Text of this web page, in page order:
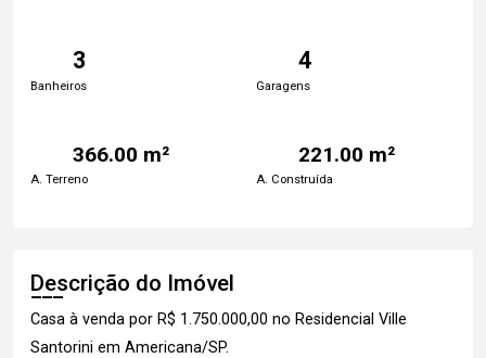
3
Banheiros
4
Garagens
366.00 m²
A. Terreno
221.00 m²
A. Construída
Descrição do Imóvel
Casa à venda por R$ 1.750.000,00 no Residencial Ville
Santorini em Americana/SP.